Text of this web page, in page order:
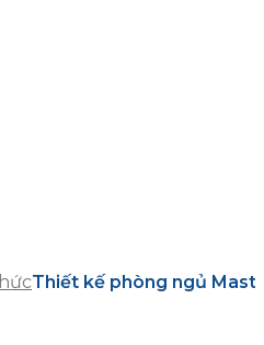
Thiết kế phòng ngủ